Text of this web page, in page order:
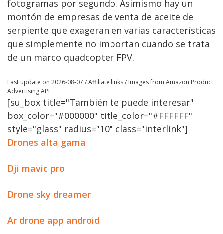
fotogramas por segundo. Asimismo hay un
montón de empresas de venta de aceite de
serpiente que exageran en varias características
que simplemente no importan cuando se trata
de un marco quadcopter FPV.
Last update on 2026-08-07 / Affiliate links / Images from Amazon Product
Advertising API
[su_box title="También te puede interesar"
box_color="#000000" title_color="#FFFFFF"
style="glass" radius="10" class="interlink"]
Drones alta gama
Dji mavic pro
Drone sky dreamer
Ar drone app android